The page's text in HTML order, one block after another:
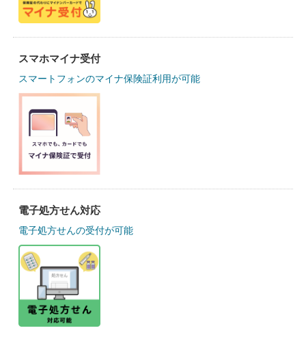
スマホマイナ受付
スマートフォンのマイナ保険証利用が可能
電子処方せん対応
電子処方せんの受付が可能